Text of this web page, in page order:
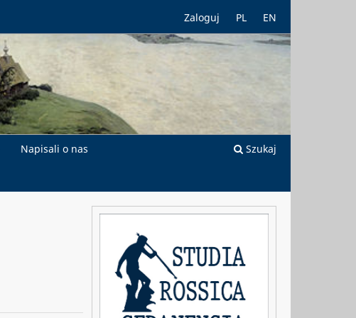
Napisali o nas Szukaj
Zaloguj PL EN